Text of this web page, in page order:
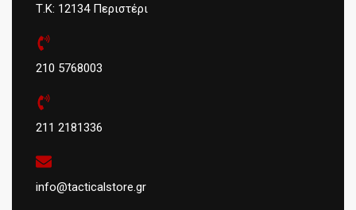
Τ.Κ: 12134 Περιστέρι
210 5768003
211 2181336
info@tacticalstore.gr